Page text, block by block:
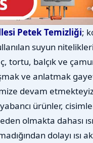
Petek Temizliği;
suyun
tortu, balçık ve
ve anlatmak
devam
ürünler,
olmakta dahası
dolayı